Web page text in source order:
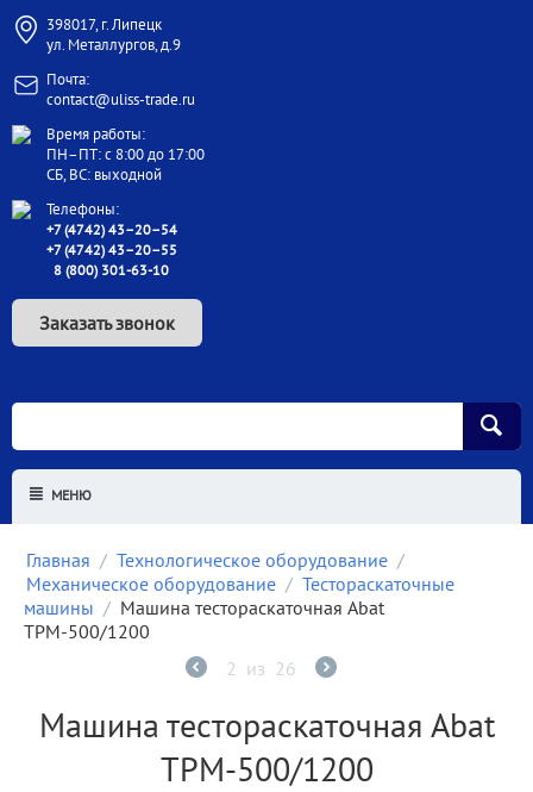
398017, г. Липецк
ул. Металлургов, д.9
Почта:
contact@uliss-trade.ru
Время работы:
ПН–ПТ: с 8:00 до 17:00
СБ, ВС: выходной
Телефоны:
+7 (4742) 43–20–54
+7 (4742) 43–20–55
8 (800) 301-63-10
Заказать звонок
МЕНЮ
Главная / Технологическое оборудование /
Механическое оборудование / Тестораскаточные
машины / Машина тестораскаточная Abat
ТРМ-500/1200
2 из 26
Машина тестораскаточная Abat
ТРМ-500/1200